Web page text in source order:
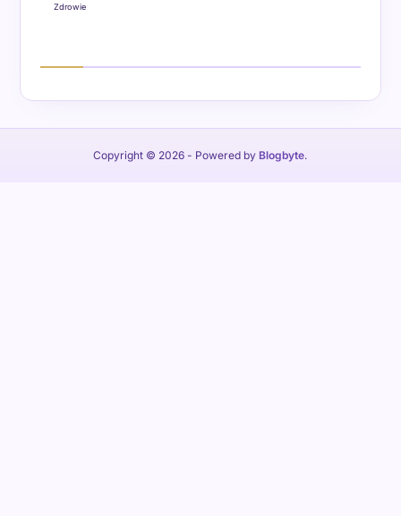
Zdrowie
Copyright © 2026 - Powered by Blogbyte.